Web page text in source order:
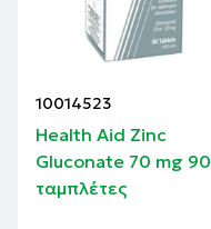
10014523
Health Aid Zinc
Gluconate 70 mg 90
ταμπλέτες